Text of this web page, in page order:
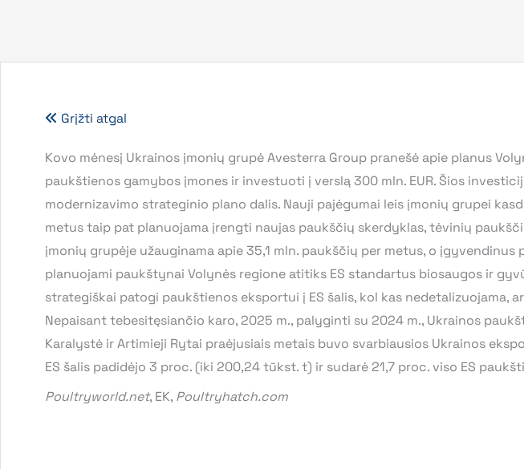
Grįžti atgal
Kovo mėnesį Ukrainos įmonių grupė Avesterra Group pranešė apie planus
paukštienos gamybos įmones ir investuoti į verslą 300 mln. EUR. Šios
modernizavimo strateginio plano dalis. Nauji pajėgumai leis įmonių grupei
metus taip pat planuojama įrengti naujas paukščių skerdyklas, tėvinių
įmonių grupėje užauginama apie 35,1 mln. paukščių per metus, o
planuojami paukštynai Volynės regione atitiks ES standartus biosaugos ir
strategiškai patogi paukštienos eksportui į ES šalis, kol kas nedetalizuojama,
Nepaisant tebesitęsiančio karo, 2025 m., palyginti su 2024 m., Ukrainos
Karalystė ir Artimieji Rytai praėjusiais metais buvo svarbiausios Ukrainos
ES šalis padidėjo 3 proc. (iki 200,24 tūkst. t) ir sudarė 21,7 proc. viso ES
Poultryworld.net, EK, Poultryhatch.com